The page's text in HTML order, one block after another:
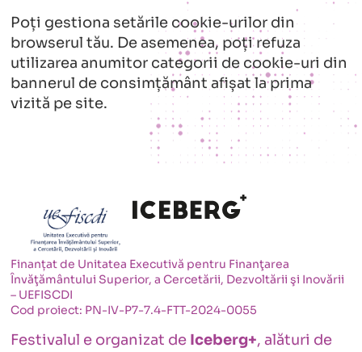
Poți gestiona setările cookie-urilor din
browserul tău. De asemenea, poți refuza
utilizarea anumitor categorii de cookie-uri din
bannerul de consimțământ afișat la prima
vizită pe site.
Finanțat de Unitatea Executivă pentru Finanţarea
Învăţământului Superior, a Cercetării, Dezvoltării şi Inovării
– UEFISCDI
Cod proiect: PN-IV-P7-7.4-FTT-2024-0055
Festivalul e organizat de Iceberg+, alături de